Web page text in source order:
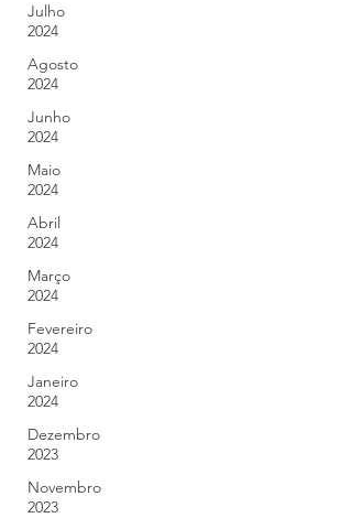
Julho
2024
Agosto
2024
Junho
2024
Maio
2024
Abril
2024
Março
2024
Fevereiro
2024
Janeiro
2024
Dezembro
2023
Novembro
2023